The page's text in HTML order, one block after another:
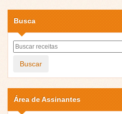
Busca
Buscar
Área de Assinantes